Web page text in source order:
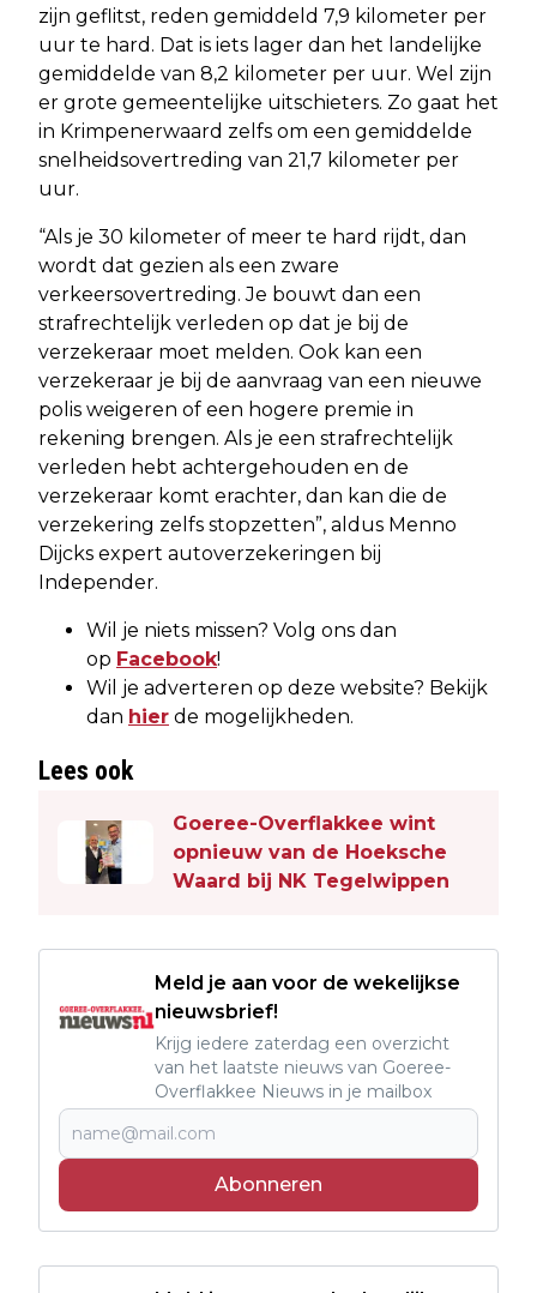
zijn geflitst, reden gemiddeld 7,9 kilometer per
uur te hard. Dat is iets lager dan het landelijke
gemiddelde van 8,2 kilometer per uur. Wel zijn
er grote gemeentelijke uitschieters. Zo gaat het
in Krimpenerwaard zelfs om een gemiddelde
snelheidsovertreding van 21,7 kilometer per
uur.
“Als je 30 kilometer of meer te hard rijdt, dan
wordt dat gezien als een zware
verkeersovertreding. Je bouwt dan een
strafrechtelijk verleden op dat je bij de
verzekeraar moet melden. Ook kan een
verzekeraar je bij de aanvraag van een nieuwe
polis weigeren of een hogere premie in
rekening brengen. Als je een strafrechtelijk
verleden hebt achtergehouden en de
verzekeraar komt erachter, dan kan die de
verzekering zelfs stopzetten”, aldus Menno
Dijcks expert autoverzekeringen bij
Independer.
Wil je niets missen? Volg ons dan
op Facebook!
Wil je adverteren op deze website? Bekijk
dan hier de mogelijkheden.
Lees ook
Goeree-Overflakkee wint
opnieuw van de Hoeksche
Waard bij NK Tegelwippen
Meld je aan voor de wekelijkse
nieuwsbrief!
Krijg iedere zaterdag een overzicht
van het laatste nieuws van Goeree-
Overflakkee Nieuws in je mailbox
Abonneren